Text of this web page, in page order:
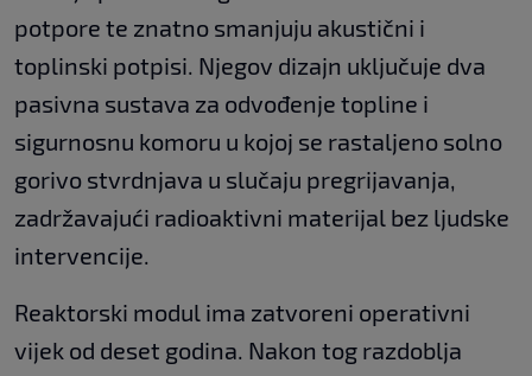
potpore te znatno smanjuju akustični i
toplinski potpisi. Njegov dizajn uključuje dva
pasivna sustava za odvođenje topline i
sigurnosnu komoru u kojoj se rastaljeno solno
gorivo stvrdnjava u slučaju pregrijavanja,
zadržavajući radioaktivni materijal bez ljudske
intervencije.
Reaktorski modul ima zatvoreni operativni
vijek od deset godina. Nakon tog razdoblja